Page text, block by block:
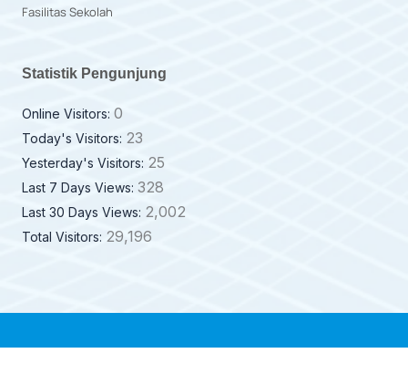
Fasilitas Sekolah
Statistik Pengunjung
Online Visitors: 0
Today's Visitors: 23
Yesterday's Visitors: 25
Last 7 Days Views: 328
Last 30 Days Views: 2,002
Total Visitors: 29,196